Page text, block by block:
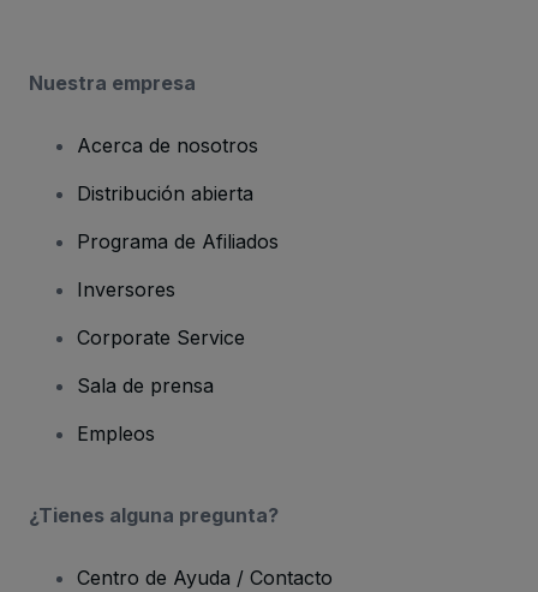
Nuestra empresa
Acerca de nosotros
Distribución abierta
Programa de Afiliados
Inversores
Corporate Service
Sala de prensa
Empleos
¿Tienes alguna pregunta?
Centro de Ayuda / Contacto